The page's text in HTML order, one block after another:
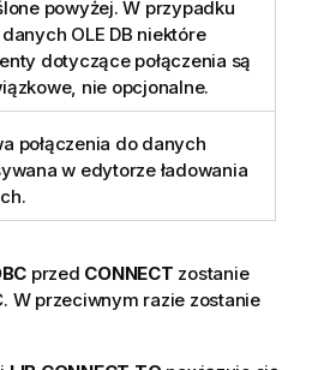
powyżej. W przypadku
OLE DB niektóre
dotyczące połączenia są
nie opcjonalne.
połączenia do danych
w edytorze ładowania
przed CONNECT zostanie
. W przeciwnym razie zostanie